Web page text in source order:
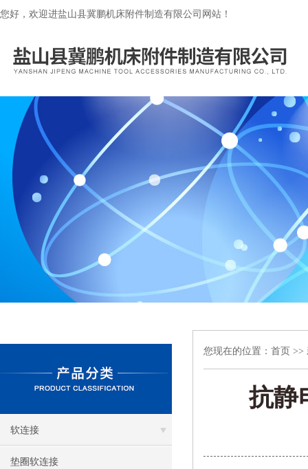
您好，欢迎进盐山县冀鹏机床附件制造有限公司网站！
软连接
垫圈软连接
您现在的位置： 首页 >>
抗静